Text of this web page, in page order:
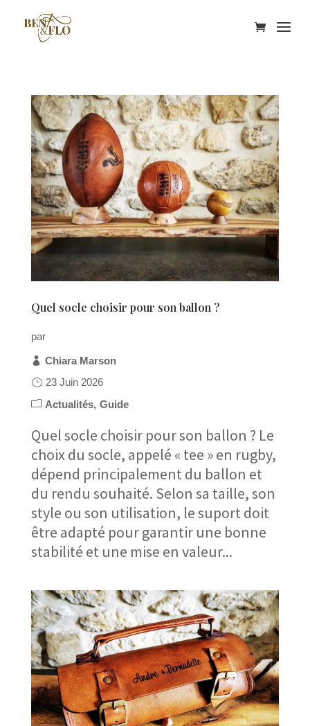
Quel socle choisir pour son ballon ?
par
Chiara Marson
23 Juin 2026
Actualités Guide
Quel socle choisir pour son ballon ? Le
choix du socle, appelé « tee » en rugby,
dépend principalement du ballon et
du rendu souhaité. Selon sa taille, son
style ou son utilisation, le suport doit
être adapté pour garantir une bonne
stabilité et une mise en valeur...